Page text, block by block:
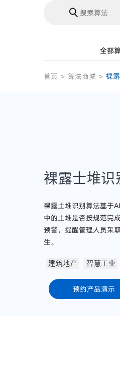
全部
首页 > 算法商城 > 裸
裸露士堆识
裸露土堆识别算法基于
中的土堆是否按规范完
预警，提醒管理人员采
生。
建筑地产 智慧工业
预约产品演示